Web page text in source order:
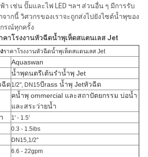
เช่น ปั๊มและไฟ LED ฯลฯ ส่วนอื่น ๆ มีการรับ
ากนี้ วิศวกรของเราจะถูกส่งไปยังไซต์น้ำพุของ
รณ์ทุกครั้ง
คาโรงงานหัวฉีดน้ำพุเห็ดสแตนเลส Jet
ราคาโรงงานหัวฉีดน้ำพุเห็ดสแตนเลส Jet
Aquaswan
น้ำพุดนตรีเต้นรำน้ำพุ Jet
ฉีด 1/2", DN15บีrass น้ำพุ Jetหัวฉีด
คน้ำพุ ommercial และสถาปัตยกรรม บ่อน้ำ
และสระว่ายน้ำ
1' - 1.5'
0.3 - 1.5ibs
DN15,1/2"
6.6 - 22gpm